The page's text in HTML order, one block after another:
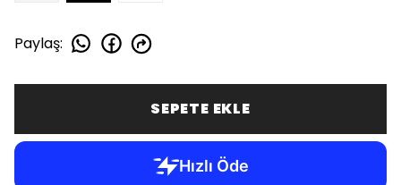
Paylaş:
SEPETE EKLE